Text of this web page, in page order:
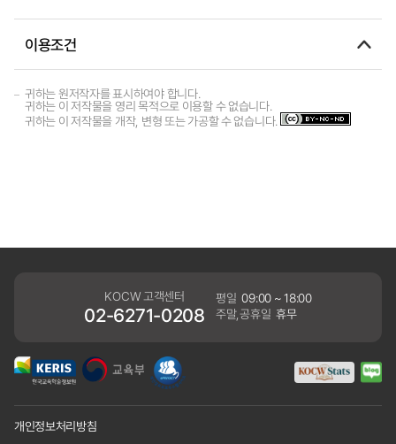
이용조건
귀하는 원저작자를 표시하여야 합니다.
귀하는 이 저작물을 영리 목적으로 이용할 수 없습니다.
귀하는 이 저작물을 개작, 변형 또는 가공할 수 없습니다.
KOCW 고객센터
02-6271-0208
평일 09:00 ~ 18:00
주말,공휴일 휴무
개인정보처리방침